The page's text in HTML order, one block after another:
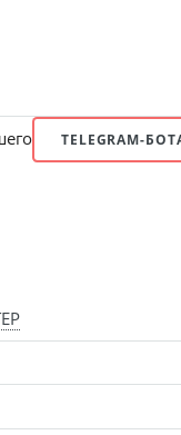
TELEGRAM-